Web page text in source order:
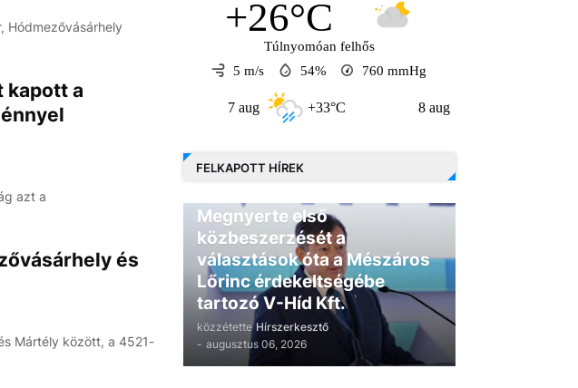
Hódmezővásárhely
kapott a
azt a
és
Mártély között, a 4521-
+26°C
Túlnyomóan felhős
5 m/s
54% 760 mmHg
+33°C +31°C
FELKAPOTT HÍREK
Megnyerte első
közbeszerzését a
választások óta a Mészáros
Lőrinc érdekeltségébe
tartozó V-Híd Kft.
közzétette Hírszerkesztő
- augusztus 06, 2026